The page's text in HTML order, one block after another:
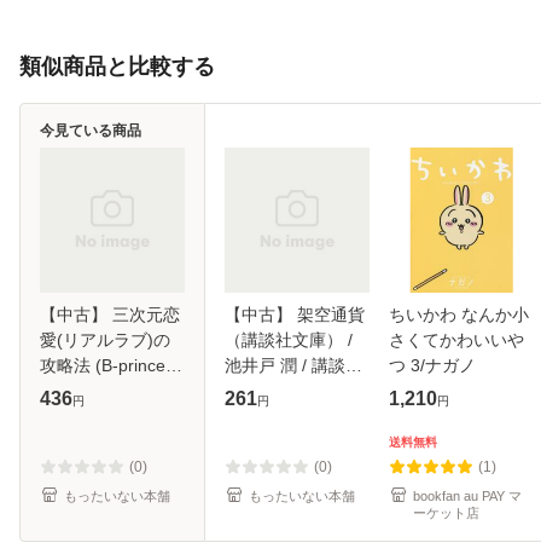
類似商品と比較する
【中古】 三次元恋
愛(リアルラブ)の
攻略法 (B-prince文
庫 146) / 犬飼のの
【メール便送料無
料】
436円
(0)
もったいない本舗
今見ている商品
【中古】 架空通貨
（講談社文庫） /
池井戸 潤 / 講談社
[文庫]【メール便送
261円
(0)
もったいない本舗
ちいかわ なんか小
さくてかわいいや
つ 3/ナガノ
1,210円
送料無料
(1)
bookfan au PAY マ
ーケット店